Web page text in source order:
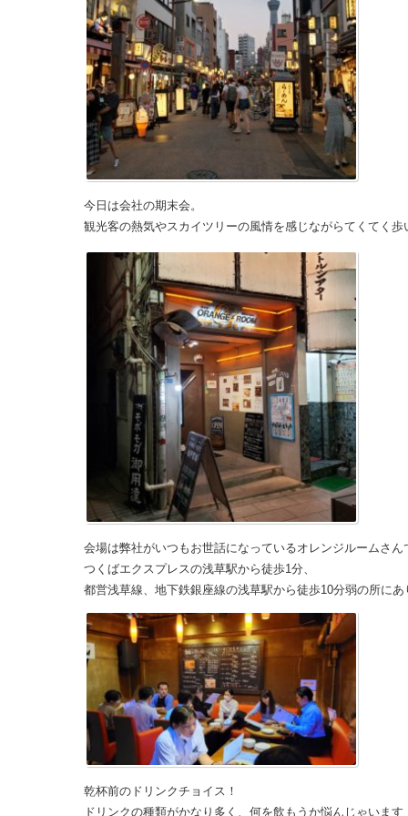
今日は会社の期末会。
観光客の熱気やスカイツリーの風情を感じながらてくてく歩
会場は弊社がいつもお世話になっているオレンジルームさん
つくばエクスプレスの浅草駅から徒歩1分、
都営浅草線、地下鉄銀座線の浅草駅から徒歩10分弱の所にあ
乾杯前のドリンクチョイス！
ドリンクの種類がかなり多く、何を飲もうか悩んじゃいます